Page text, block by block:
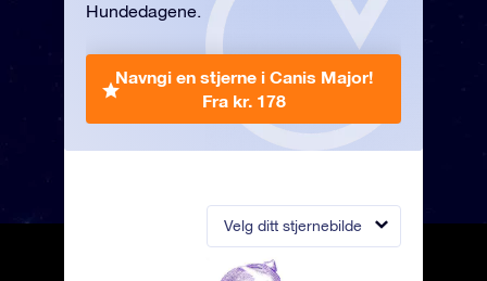
Velg ditt stjernebilde
Hundedagene.
Navngi en stjerne i Canis Major!
Fra kr. 178